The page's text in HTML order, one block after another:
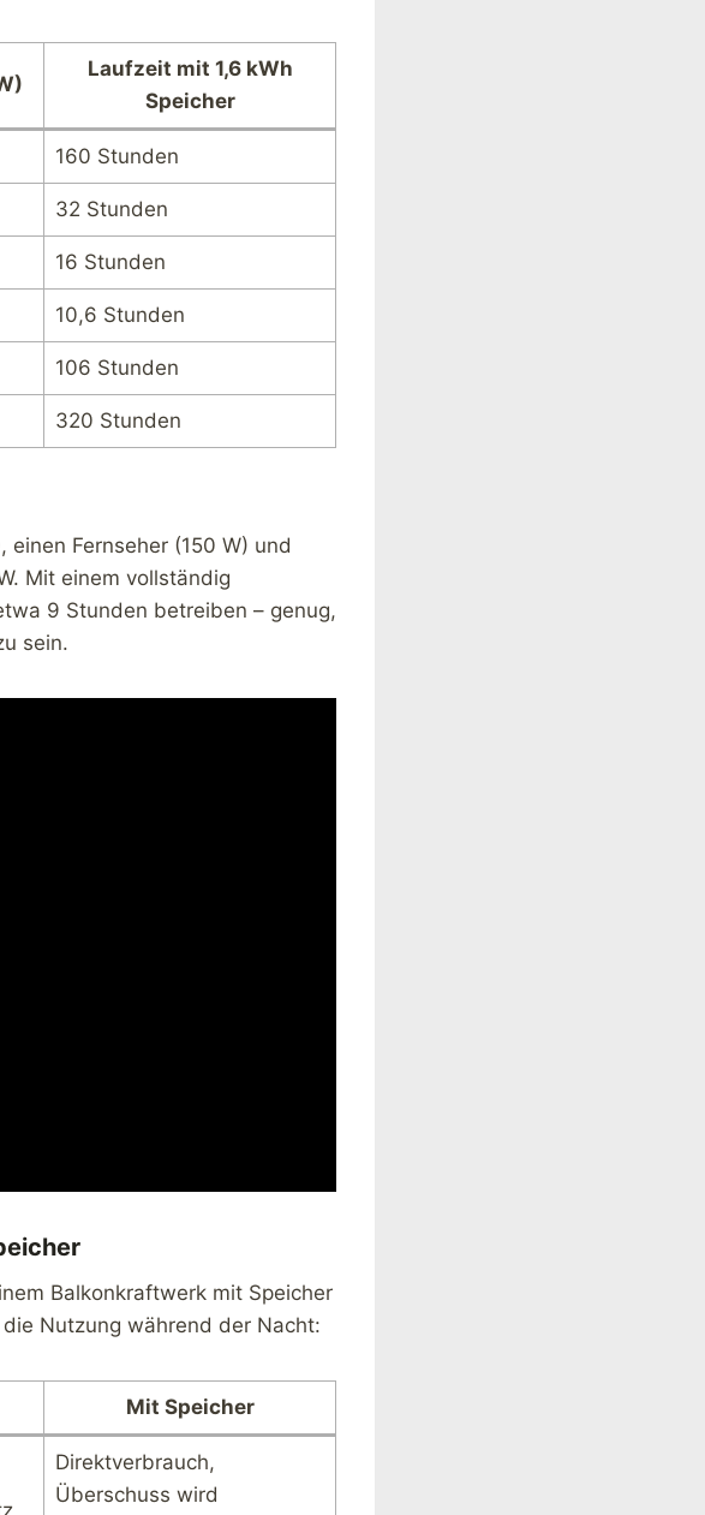
Laufzeit mit 1,6 kWh
Speicher
160 Stunden
32 Stunden
16 Stunden
10,6 Stunden
106 Stunden
320 Stunden
Fernseher (150 W) und
Mit einem vollständig
9 Stunden betreiben – genug,
sein.
Balkonkraftwerk mit Speicher
Nutzung während der Nacht:
Mit Speicher
Direktverbrauch,
Überschuss wird